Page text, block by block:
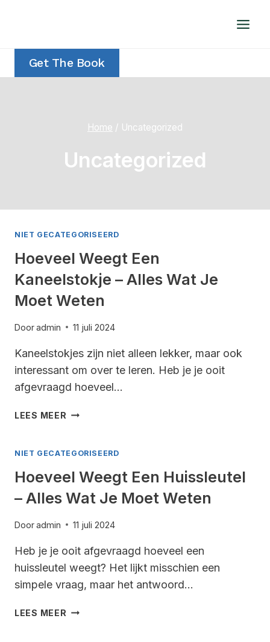
Get The Book
Home / Uncategorized
Uncategorized
NIET GECATEGORISEERD
Hoeveel Weegt Een
Kaneelstokje – Alles Wat Je
Moet Weten
Dooradmin 11 juli 2024
Kaneelstokjes zijn niet alleen lekker, maar ook
interessant om over te leren. Heb je je ooit
afgevraagd hoeveel…
LEES MEER HOEVEEL
KANEELSTOKJE
ALLES
WAT
MOET
NIET GECATEGORISEERD
Hoeveel Weegt Een Huissleutel
– Alles Wat Je Moet Weten
Dooradmin 11 juli 2024
Heb je je ooit afgevraagd hoeveel een
huissleutel weegt? Het lijkt misschien een
simpele vraag, maar het antwoord…
LEES MEER HOEVEEL